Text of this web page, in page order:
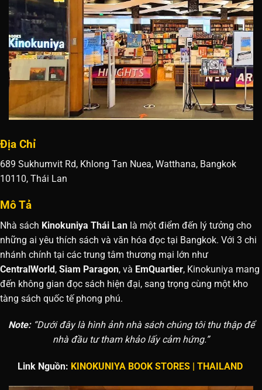
Địa Chỉ
689 Sukhumvit Rd, Khlong Tan Nuea, Watthana, Bangkok
10110, Thái Lan
Mô Tả
Nhà sách Kinokuniya Thái Lan là một điểm đến lý tưởng cho
những ai yêu thích sách và văn hóa đọc tại Bangkok. Với 3 chi
nhánh chính tại các trung tâm thương mại lớn như
CentralWorld, Siam Paragon, và EmQuartier, Kinokuniya mang
đến không gian đọc sách hiện đại, sang trọng cùng một kho
tàng sách quốc tế phong phú.
Note:“Dưới đây là hình ảnh nhà sách chúng tôi thu thập để
nhà đầu tư tham khảo lấy cảm hứng.”
Link Nguồn: KINOKUNIYA BOOK STORES | THAILAND